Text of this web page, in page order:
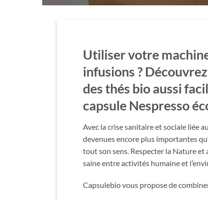
Utiliser votre
infusions?
desthés bioaussi
capsule Nespresso
Avec la crise sanitaire et sociale liée
devenues encore plus importantes
tout son sens. Respecter la Nature
saine entre activités humaine et
Capsulebio vous propose de